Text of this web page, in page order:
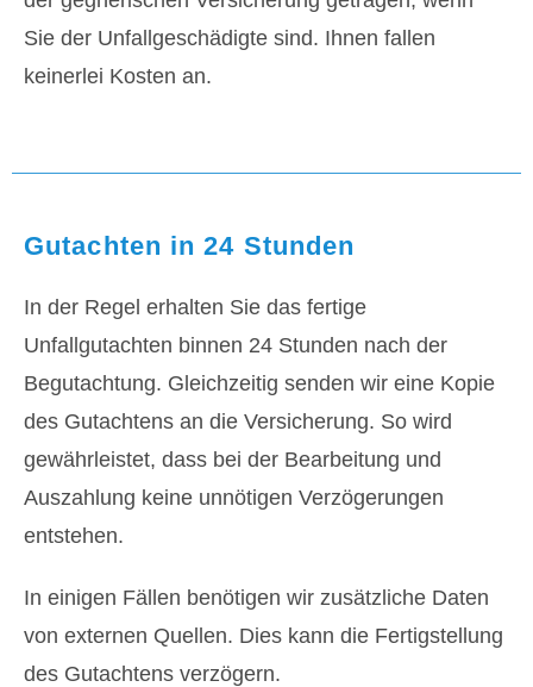
Sie der Unfallgeschädigte sind. Ihnen fallen
keinerlei Kosten an.
Gutachten in 24 Stunden
In der Regel erhalten Sie das fertige
Unfallgutachten binnen 24 Stunden nach der
Begutachtung. Gleichzeitig senden wir eine Kopie
des Gutachtens an die Versicherung. So wird
gewährleistet, dass bei der Bearbeitung und
Auszahlung keine unnötigen Verzögerungen
entstehen.
In einigen Fällen benötigen wir zusätzliche Daten
von externen Quellen. Dies kann die Fertigstellung
des Gutachtens verzögern.